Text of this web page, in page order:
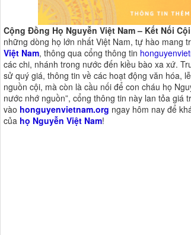
Cộng Đồng Họ Nguyễn Việt Nam – Kết Nối
những dòng họ lớn nhất Việt Nam, tự hào mang
Việt Nam, thông qua cổng thông tin
các chi, nhánh trong nước đến kiều bào xa xứ.
sử quý giá, thông tin về các hoạt động văn hóa,
nguồn cội, mà còn là cầu nối để con cháu họ
nước nhớ nguồn”, cổng thông tin này lan tỏa
vào honguyenvietnam.org ngay hôm nay để
của họ Nguyễn Việt Nam!